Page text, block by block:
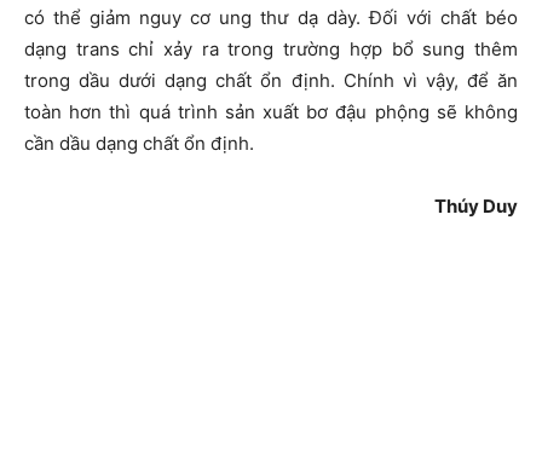
có thể giảm nguy cơ ung thư dạ dày. Đối với chất béo
dạng trans chỉ xảy ra trong trường hợp bổ sung thêm
trong dầu dưới dạng chất ổn định. Chính vì vậy, để ăn
toàn hơn thì quá trình sản xuất bơ đậu phộng sẽ không
cần dầu dạng chất ổn định.
Thúy Duy